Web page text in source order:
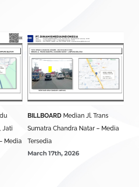
Jati
Media
BILLBOARD Median Jl. Trans
Sumatra Chandra Natar – Media
Tersedia
March 17th, 2026